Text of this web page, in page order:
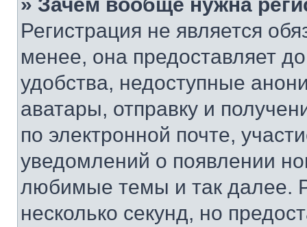
Регистрация не является
менее, она предоставляет
удобства, недоступные
аватары, отправку и
по электронной почте,
уведомлений о появлении
любимые темы и так далее.
несколько секунд, но